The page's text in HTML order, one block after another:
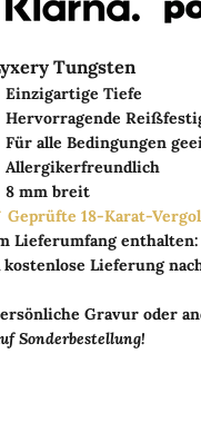
Tungsten
Einzigartige Tiefe
Hervorragende
Für alle Bedingungen
Allergikerfreundlich
8 mm breit
Geprüfte 18-Karat-
Lieferumfang
kostenlose Lieferung
Gravur oder
Sonderbestellung!